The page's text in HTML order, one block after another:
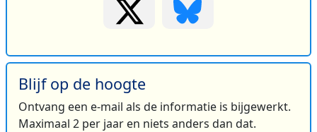
Blijf op de hoogte
Ontvang een e-mail als de informatie is bijgewerkt.
Maximaal 2 per jaar en niets anders dan dat.